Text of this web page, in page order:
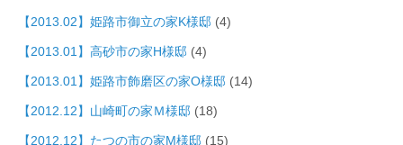
【2013.02】姫路市御立の家K様邸 (4)
【2013.01】高砂市の家H様邸 (4)
【2013.01】姫路市飾磨区の家O様邸 (14)
【2012.12】山崎町の家Ｍ様邸 (18)
【2012.12】たつの市の家M様邸 (15)